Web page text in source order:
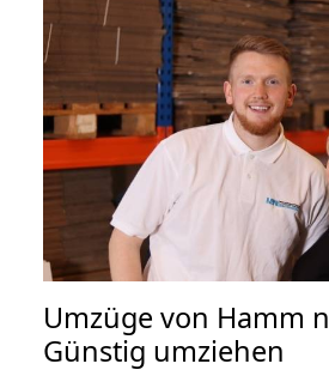
Umzüge von Hamm
Günstig umziehen